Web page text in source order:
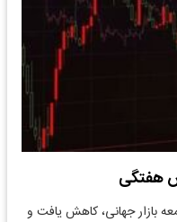
هفتگی
بازار جهانی، کاهش یافت و